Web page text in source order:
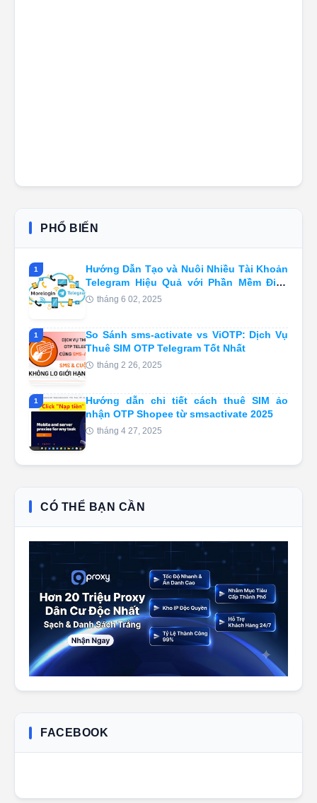
PHỔ BIẾN
1
Hướng Dẫn Tạo và Nuôi Nhiều Tài Khoản
Telegram Hiệu Quả với Phần Mềm Điện
Thoại Đám Mây Morelogin
tháng 6 02, 2025
1
So Sánh sms-activate vs ViOTP: Dịch Vụ
Thuê SIM OTP Telegram Tốt Nhất
tháng 2 26, 2025
1
Hướng dẫn chi tiết cách thuê SIM ảo
nhận OTP Shopee từ smsactivate 2025
tháng 4 27, 2025
CÓ THỂ BẠN CẦN
FACEBOOK